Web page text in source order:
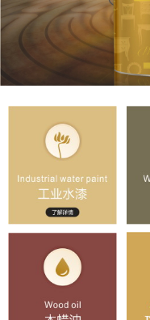
产品中心
联系我们
京东旗舰店
淘宝店铺